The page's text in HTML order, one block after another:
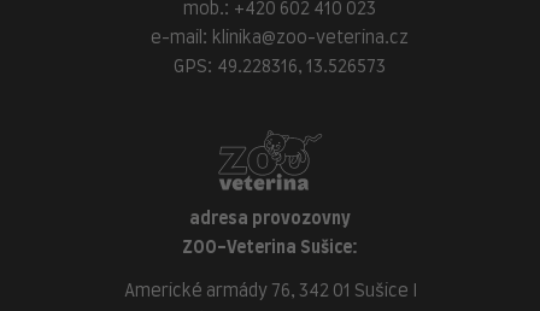
mob.: +420 602 410 023
e-mail: klinika@zoo-veterina.cz
GPS: 49.228316, 13.526573
adresa provozovny
ZOO-Veterina Sušice:
Americké armády 76, 342 01 Sušice I